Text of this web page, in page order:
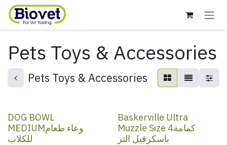
Skip to Content
Pets Toys & Accessories
Pets Toys & Accessories
DOG BOWL
MEDIUMوعاء طعام
للكلاب
Baskerville Ultra
Muzzle Size 4كمامة
باسكرفيل التر